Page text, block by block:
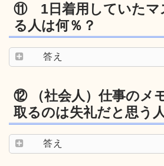
⑪ 1日着用していたマ
る人は何％？
答え
⑫ （社会人）仕事のメ
取るのは失礼だと思う
答え